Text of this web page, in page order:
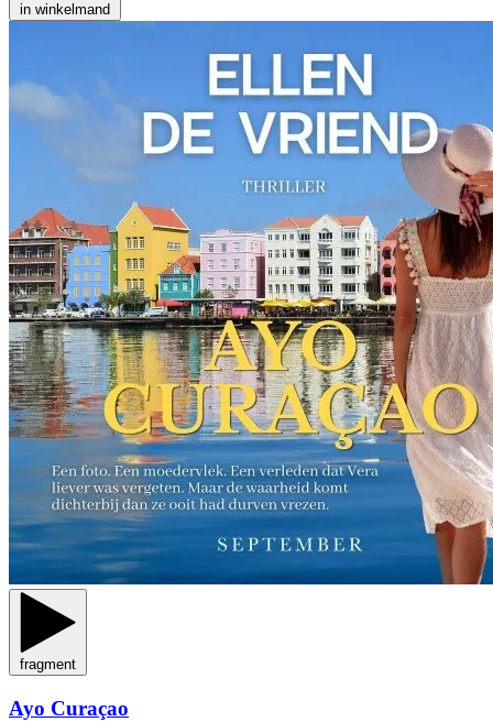
in winkelmand
fragment
Ayo Curaçao